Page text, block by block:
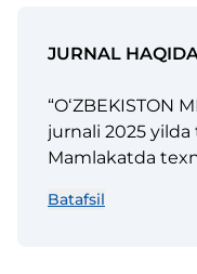
JURNAL
“OʻZBEKISTON
jurnali 2025
Mamlakatda
sohalardagi
Batafsil